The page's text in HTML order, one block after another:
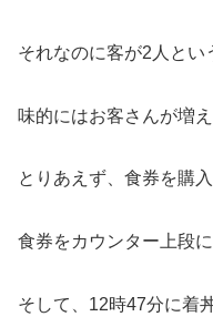
それなのに客が2人とい
味的にはお客さんが増
とりあえず、食券を購
食券をカウンター上段
そして、12時47分に着